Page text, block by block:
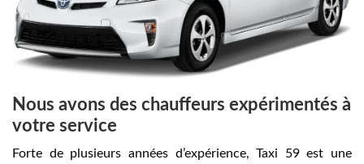
Nous avons des chauffeurs expérimentés à
votre service
Forte de plusieurs années d’expérience, Taxi 59 est une